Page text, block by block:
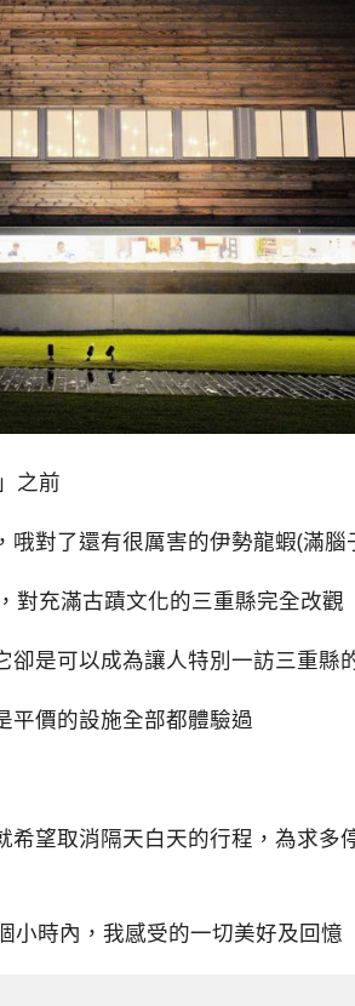
」之前
對了還有很厲害的伊勢龍蝦(滿腦
對充滿古蹟文化的三重縣完全改觀
是可以成為讓人特別一訪三重縣
平價的設施全部都體驗過
望取消隔天白天的行程，為求多
小時內，我感受的一切美好及回憶